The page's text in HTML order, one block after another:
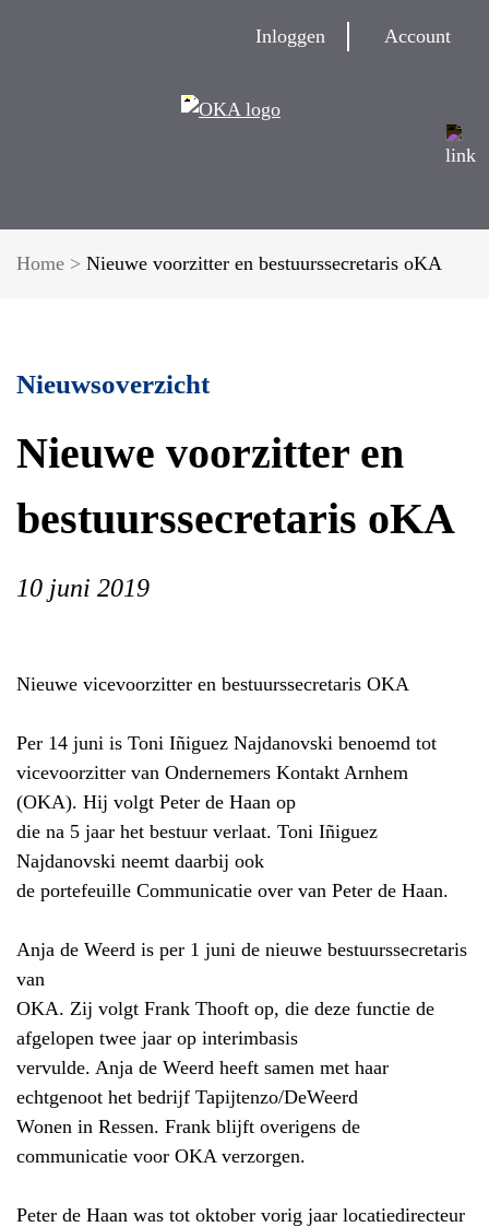
Inloggen Account
Home > Nieuwe voorzitter en bestuurssecretaris oKA
Nieuwsoverzicht
Nieuwe voorzitter en
bestuurssecretaris oKA
10 juni 2019
Nieuwe vicevoorzitter en bestuurssecretaris OKA
Per 14 juni is Toni Iñiguez Najdanovski benoemd tot
vicevoorzitter van Ondernemers Kontakt Arnhem
(OKA). Hij volgt Peter de Haan op
die na 5 jaar het bestuur verlaat. Toni Iñiguez
Najdanovski neemt daarbij ook
de portefeuille Communicatie over van Peter de Haan.
Anja de Weerd is per 1 juni de nieuwe bestuurssecretaris
van
OKA. Zij volgt Frank Thooft op, die deze functie de
afgelopen twee jaar op interimbasis
vervulde. Anja de Weerd heeft samen met haar
echtgenoot het bedrijf Tapijtenzo/DeWeerd
Wonen in Ressen. Frank blijft overigens de
communicatie voor OKA verzorgen.
Peter de Haan was tot oktober vorig jaar locatiedirecteur